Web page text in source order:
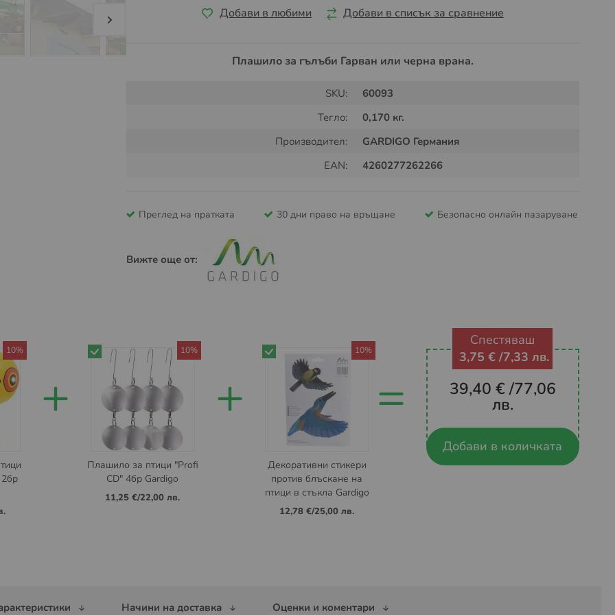
Добави в любими Добави в списък за сравнение
Плашило за гълъби Гарван или черна врана.
SKU:
60093
Тегло:
0,170 кг.
Производител:
GARDIGO Германия
EAN:
4260277262266
Преглед на пратката 30 дни право на връщане Безопасно онлайн пазаруване
Вижте още от:
10%
+
10%
Плашило за птици "Profi
CD" 4бр Gardigo
11,25 €/22,00 лв.
+
10%
Декоративни стикери
против блъскане на
птици в стъкла Gardigo
12,78 €/25,00 лв.
=
Спестяваш
3,75 € /7,33 лв.
39,40 €/77,06
лв.
Добави в количката
Начини на доставка Оценки и коментари